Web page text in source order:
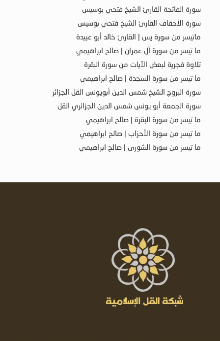
سورة الفاتحة القارئ الشيخ فتحي بوسيس
سورة الأحقاف القارئ الشيخ فتحي بوسيس
ماتيسر من سورة يس | القارئ خالد أبو عبيدة
ما تيسر من سورة آل عمران | صالح ابراهيمي
تلاوة فجرية لبعض الآيات من سورة البقرة
ما تيسر من سورة السجدة | صالح ابراهيمي
سورة البروج الشيخ شمس الدين أبويونس القل الجزائر
سورة الجمعة أبو يونس شمس الدين الجزائري القل
ما تيسر من سورة البقرة | صالح ابراهيمي
ما تيسر من سورة الأحزاب | صالح ابراهيمي
ما تيسر من سورة الشورى | صالح ابراهيمي